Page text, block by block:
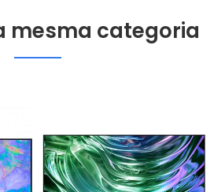
mesma categoria